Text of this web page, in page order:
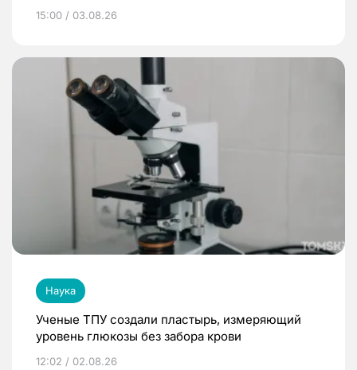
15:00 / 03.08.26
Наука
Ученые ТПУ создали пластырь, измеряющий
уровень глюкозы без забора крови
12:02 / 02.08.26